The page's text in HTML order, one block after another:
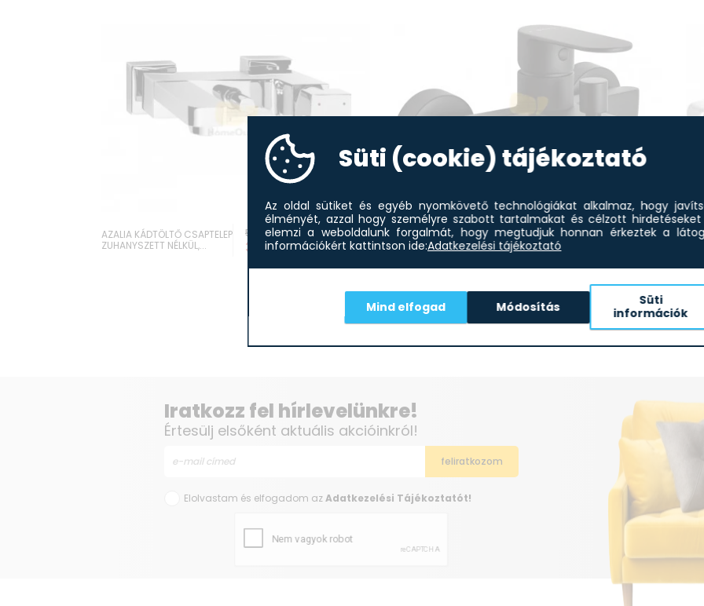
AZALIA KÁDTÖLTŐ CSAPTELEP
ZUHANYSZETT NÉLKÜL,...
58 660Ft
36 355Ft
-26%
Deante BGA_N10M kádtöltő
csaptelep
51 610Ft
37 956Ft
Iratkozz fel hírlevelünkre!
Értesülj elsőként aktuális akcióinkról!
Elolvastam és elfogadom azAdatkezelési Tájékoztatót!
Süti (cookie) tájékoztató
Az oldal sütiket és egyéb nyomkövető technológiákat alkalmaz, hogy
élményét, azzal hogy személyre szabott tartalmakat és célzott
elemzi a weboldalunk forgalmát, hogy megtudjuk honnan érkeztek a
információkért kattintson ide:Adatkezelési tájékoztató
Mind elfogad Módosítás
Süti
információk